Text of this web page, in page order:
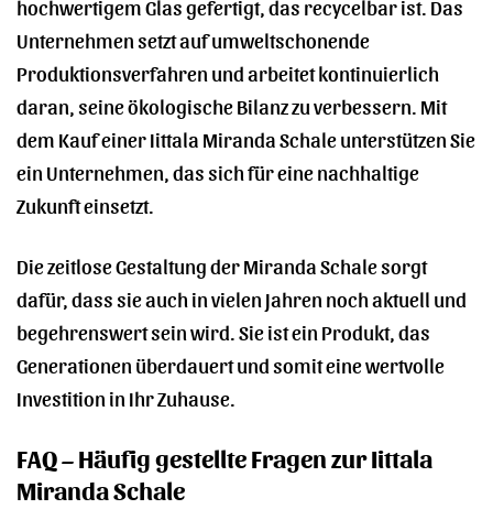
hochwertigem Glas gefertigt, das recycelbar ist. Das
Unternehmen setzt auf umweltschonende
Produktionsverfahren und arbeitet kontinuierlich
daran, seine ökologische Bilanz zu verbessern. Mit
dem Kauf einer Iittala Miranda Schale unterstützen Sie
ein Unternehmen, das sich für eine nachhaltige
Zukunft einsetzt.
Die zeitlose Gestaltung der Miranda Schale sorgt
dafür, dass sie auch in vielen Jahren noch aktuell und
begehrenswert sein wird. Sie ist ein Produkt, das
Generationen überdauert und somit eine wertvolle
Investition in Ihr Zuhause.
FAQ – Häufig gestellte Fragen zur Iittala
Miranda Schale